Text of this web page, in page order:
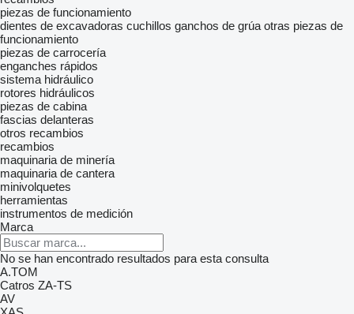
piezas de funcionamiento
dientes de excavadoras cuchillos ganchos de grúa otras piezas de
funcionamiento
piezas de carrocería
enganches rápidos
sistema hidráulico
rotores hidráulicos
piezas de cabina
fascias delanteras
otros recambios
recambios
maquinaria de minería
maquinaria de cantera
minivolquetes
herramientas
instrumentos de medición
Marca
No se han encontrado resultados para esta consulta
A.TOM
Catros ZA-TS
AV